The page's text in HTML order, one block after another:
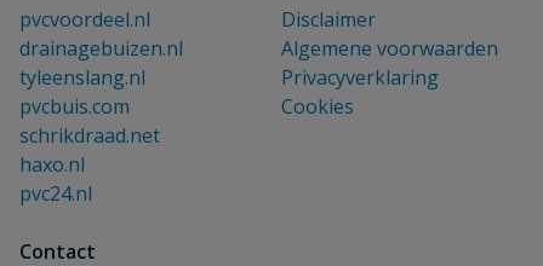
pvcvoordeel.nl
drainagebuizen.nl
tyleenslang.nl
pvcbuis.com
schrikdraad.net
haxo.nl
pvc24.nl
Disclaimer
Algemene voorwaarden
Privacyverklaring
Cookies
Contact